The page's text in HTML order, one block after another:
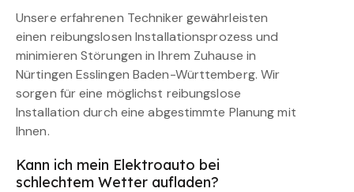
Unsere erfahrenen Techniker gewährleisten
einen reibungslosen Installationsprozess und
minimieren Störungen in Ihrem Zuhause in
Nürtingen Esslingen Baden-Württemberg. Wir
sorgen für eine möglichst reibungslose
Installation durch eine abgestimmte Planung mit
Ihnen.
Kann ich mein Elektroauto bei
schlechtem Wetter aufladen?